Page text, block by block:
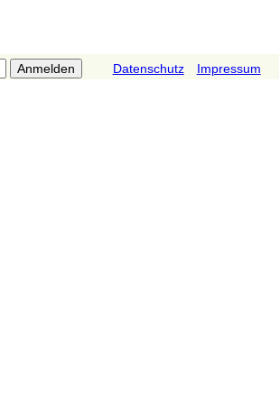
Datenschutz Impressum